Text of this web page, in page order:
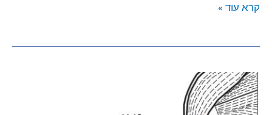
44.11
לבן
Bái
雲
קרא עוד »